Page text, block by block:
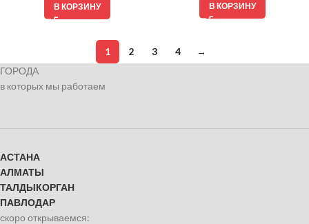
В КОРЗИНУ В КОРЗИНУ
1 2 3 4
→
ГОРОДА
в которых мы работаем
АСТАНА
АЛМАТЫ
ТАЛДЫКОРГАН
ПАВЛОДАР
скоро открываемся: